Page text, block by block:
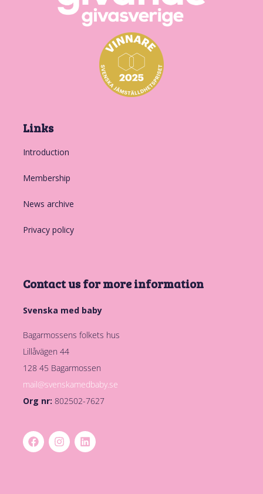
Links
Introduction
Membership
News archive
Privacy policy
Contact us for more information
Svenska med baby
Bagarmossens folkets hus
Lillåvägen 44
128 45 Bagarmossen
mail@svenskamedbaby.se
Org nr: 802502-7627